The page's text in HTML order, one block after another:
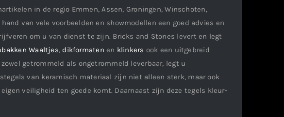
in de regio Emmen, Assen, Groningen, Winschoten,
van vele voorbeelden en showmodellen een goed advies en
om u van dienst te zijn. Bricks and Stones levert en legt
Waaltjes, dikformaten en klinkers ook een uitgebreid
getrommeld als ongetrommeld leverbaar, legt u
van keramisch materiaal zijn niet alleen sterk, maar ook
veiligheid ten goede komt. Daarnaast zijn deze tegels kleur-